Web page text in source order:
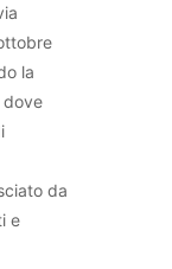
la
dove
da
e